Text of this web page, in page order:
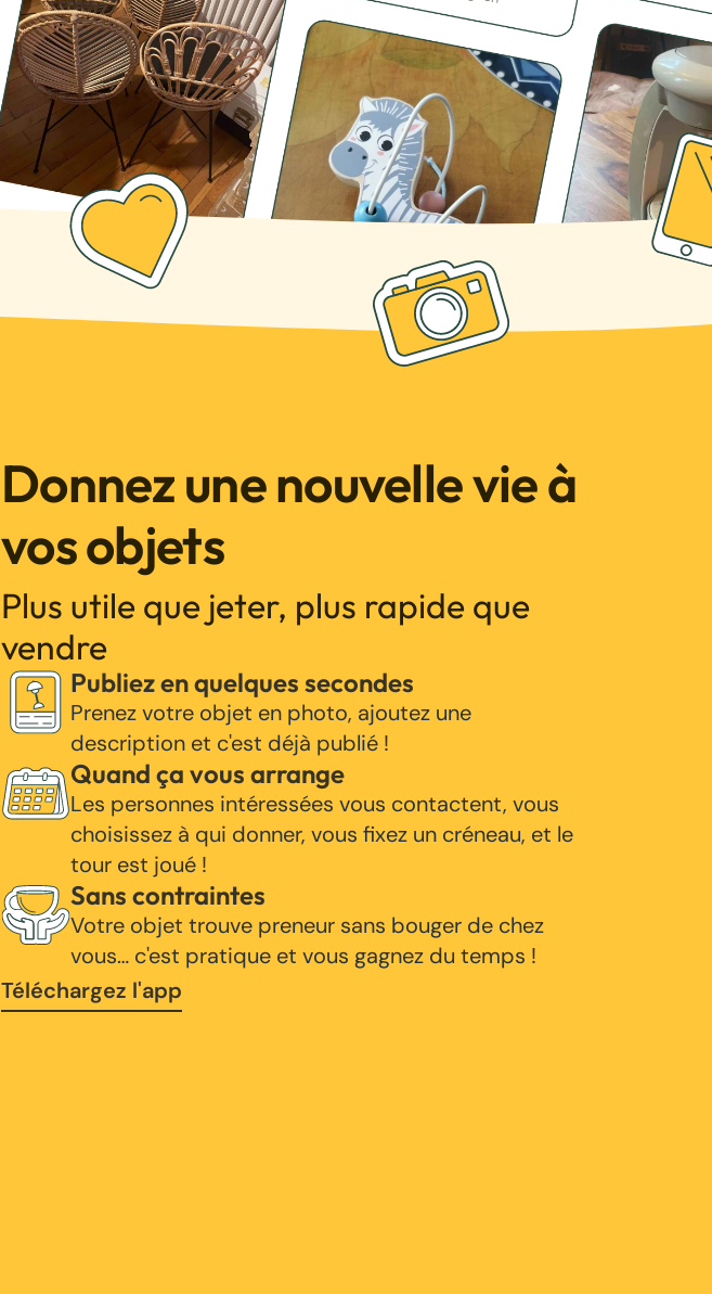
Donnez une nouvelle vie à
vos objets
Plus utile que jeter, plus rapide que
vendre
Publiez en quelques secondes
Prenez votre objet en photo, ajoutez une
description et c'est déjà publié !
Quand ça vous arrange
Les personnes intéressées vous contactent, vous
choisissez à qui donner, vous fixez un créneau, et le
tour est joué !
Sans contraintes
Votre objet trouve preneur sans bouger de chez
vous… c'est pratique et vous gagnez du temps !
Téléchargez l'app